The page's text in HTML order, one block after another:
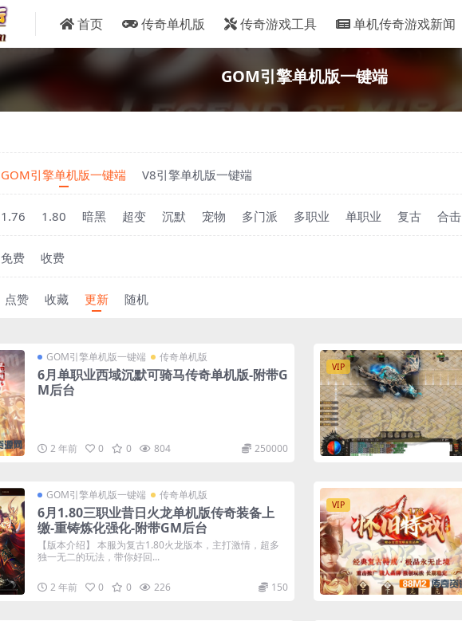
首页 传奇单机版 传奇游戏工具 单机传奇游戏新闻
GOM引擎单机版一键端
GOM引擎单机版一键端 V8引擎单机版一键端
1.76 1.80 暗黑 超变 沉默 宠物 多门派 多职业 单职业 复古 合击
免费 收费
点赞 收藏 更新 随机
GOM引擎单机版一键端 传奇单机版
6月单职业西域沉默可骑马传奇单机版-附带G
M后台
2 年前 0 0 804 250000
VIP
GOM引擎单机版一键端 传奇单机版
6月1.80三职业昔日火龙单机版传奇装备上
缴-重铸炼化强化-附带GM后台
【版本介绍】 本服为复古1.80火龙版本，主打激情，超多
独一无二的玩法，带你好回...
2 年前 0 0 226 150
VIP